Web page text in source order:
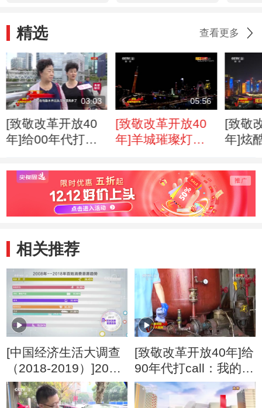
精选 查看更多
03:03
[致敬改革开放40
年]给00年代打
点一滴的进步
05:56
[致敬改革开放40
年]羊城璀璨灯光
腰”
[致敬
年]炫
相关推荐
[中国经济生活大调查
（2018-2019）]2008-
-2018年百姓消费意愿
趋势
[致敬改革开放40年]给
90年代打call：我的打
工经历